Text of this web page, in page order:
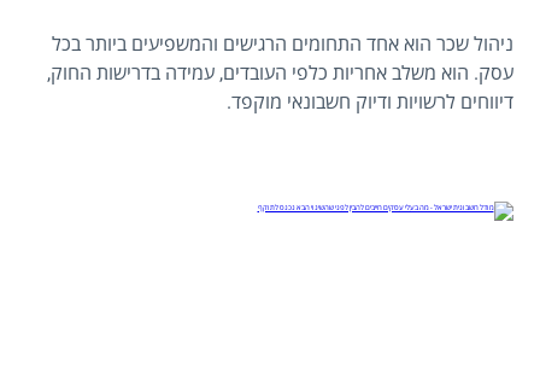
ניהול שכר הוא אחד התחומים הרגישים והמשפיעים ביותר בכל
עסק. הוא משלב אחריות כלפי העובדים, עמידה בדרישות החוק,
דיווחים לרשויות ודיוק חשבונאי מוקפד.